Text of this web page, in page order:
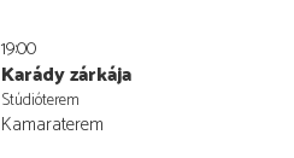
19:00
Karády zárkája
Stúdióterem
Kamaraterem